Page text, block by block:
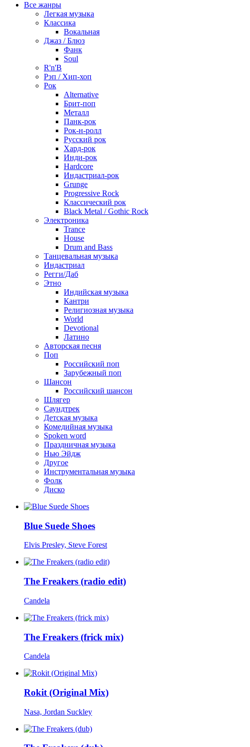
Все жанры
Легкая музыка
Классика
Вокальная
Джаз / Блюз
Фанк
Soul
R'n'B
Рэп / Хип-хоп
Рок
Alternative
Брит-поп
Металл
Панк-рок
Рок-н-ролл
Русский рок
Хард-рок
Инди-рок
Hardcore
Индастриал-рок
Grunge
Progressive Rock
Классический рок
Black Metal / Gothic Rock
Электроника
Trance
House
Drum and Bass
Танцевальная музыка
Индастриал
Регги/Даб
Этно
Индийская музыка
Кантри
Религиозная музыка
World
Devotional
Латино
Авторская песня
Поп
Российский поп
Зарубежный поп
Шансон
Российский шансон
Шлягер
Саундтрек
Детская музыка
Комедийная музыка
Spoken word
Праздничная музыка
Нью Эйдж
Другое
Инструментальная музыка
Фолк
Диско
Blue Suede Shoes
Elvis Presley, Steve Forest
The Freakers (radio edit)
Candela
The Freakers (frick mix)
Candela
Rokit (Original Mix)
Nasa, Jordan Suckley